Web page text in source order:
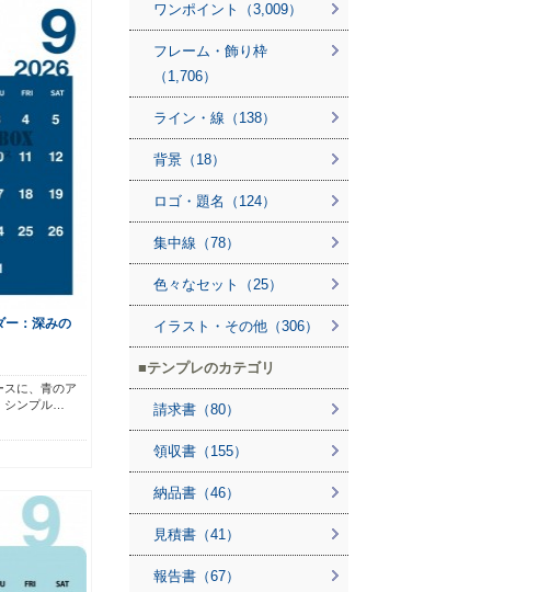
ー：深みの
スに、青のア
シンプル…
ワンポイント（3,009）
フレーム・飾り枠
（1,706）
ライン・線（138）
背景（18）
ロゴ・題名（124）
集中線（78）
色々なセット（25）
イラスト・その他（306）
テンプレのカテゴリ
請求書（80）
領収書（155）
納品書（46）
見積書（41）
報告書（67）